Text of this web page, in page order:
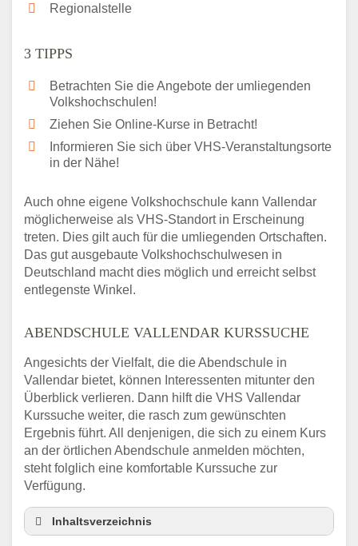
Regionalstelle
3 TIPPS
Betrachten Sie die Angebote der umliegenden
Volkshochschulen!
Ziehen Sie Online-Kurse in Betracht!
Informieren Sie sich über VHS-Veranstaltungsorte
in der Nähe!
Auch ohne eigene Volkshochschule kann Vallendar
möglicherweise als VHS-Standort in Erscheinung
treten. Dies gilt auch für die umliegenden Ortschaften.
Das gut ausgebaute Volkshochschulwesen in
Deutschland macht dies möglich und erreicht selbst
entlegenste Winkel.
ABENDSCHULE VALLENDAR KURSSUCHE
Angesichts der Vielfalt, die die Abendschule in
Vallendar bietet, können Interessenten mitunter den
Überblick verlieren. Dann hilft die VHS Vallendar
Kurssuche weiter, die rasch zum gewünschten
Ergebnis führt. All denjenigen, die sich zu einem Kurs
an der örtlichen Abendschule anmelden möchten,
steht folglich eine komfortable Kurssuche zur
Verfügung.
Inhaltsverzeichnis